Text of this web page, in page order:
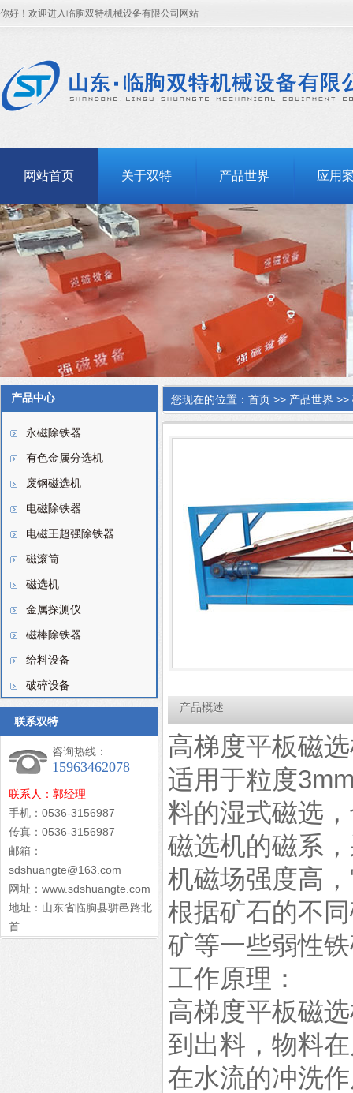
你好！欢迎进入临朐双特机械设备有限公司网站
网站首页 关于双特 产品世界 应用
产品中心
永磁除铁器
有色金属分选机
废钢磁选机
电磁除铁器
电磁王超强除铁器
磁滚筒
磁选机
金属探测仪
磁棒除铁器
给料设备
破碎设备
联系双特
咨询热线：
15963462078
联系人：郭经理
手机：0536-3156987
传真：0536-3156987
邮箱：
sdshuangte@163.com
网址：www.sdshuangte.com
地址：山东省临朐县骈邑路北
首
您现在的位置： 首页 >> 产品世界 >>
产品概述
高梯度平板磁
适用于粒度
料的湿式磁选
磁选机的磁系
机磁场强度高
根据矿石的不
矿等一些弱性
工作原理：
高梯度平板磁
到出料，物料
在水流的冲洗